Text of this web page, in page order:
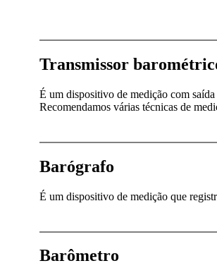
Transmissor
É um dispositivo de medição com
Recomendamos várias técnicas de
Barógrafo
É um dispositivo de medição que
Barômetro